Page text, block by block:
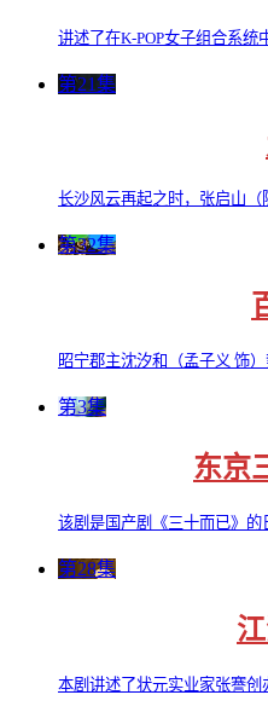
讲述了在K-POP女子组合系统
第21集
长沙风云再起之时，张启山（
第32集
昭宁郡主沈汐和（孟子义 饰
第3集
东京
该剧是国产剧《三十而已》的
第28集
本剧讲述了状元实业家张謇创